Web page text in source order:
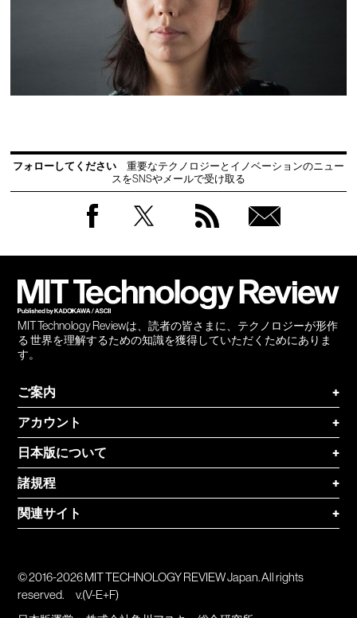
フォローしてください
重要なテクノロジーとイノベーションのニュー
スをSNSやメールで受け取る
MIT Technology Reviewは、読者の皆さまに、テクノロジーが形作
る 世界を理解するための知識を獲得していただくためにありま
す。
ご案内
+
アカウント
+
日本版について
+
諸規程
+
関連サイト
+
© 2016-2026 MIT TECHNOLOGY REVIEW Japan. All rights
reserved.
v.(V-E+F)